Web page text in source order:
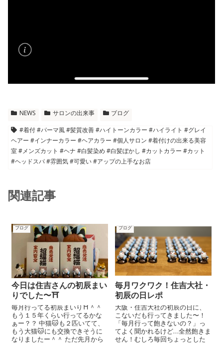
NEWS サロンの出来事
ブログ
#着付 #パーマ風 #髪質改善 #ハイトーンカラー #ハイライト #グレイ
ヘアー #インナーカラー #ヘアカラー #個人サロン #着付けの出来る美容
室 #メンズカット #ヘナ #白髪染め #白髪ぼかし #カットカラー #カット
#ヘッドスパ #雰囲気 #可愛い #アップの上手なお店
関連記事
ブログ
今日は住吉さんの初辰まい
りでした〜⛩
毎月行ってる初辰まいり⛩＾＾
もう１５年くらい行ってるかな
ぁー？？ 中猫🐱も２匹いてて、
もう大猫🐱にも交換できそうに
なりましたー＾＾ ただ先月から
ブログ
毎月ワクワク！住吉大社・
初辰の日レポ
大阪・住吉大社の初辰の日に、
こないだも行ってきました〜！
「毎月行って飽きないの？」っ
てよく聞かれるけど…全然飽きま
せん！むしろ毎回ちょっとした